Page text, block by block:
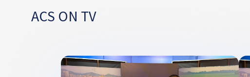
ACS ON TV